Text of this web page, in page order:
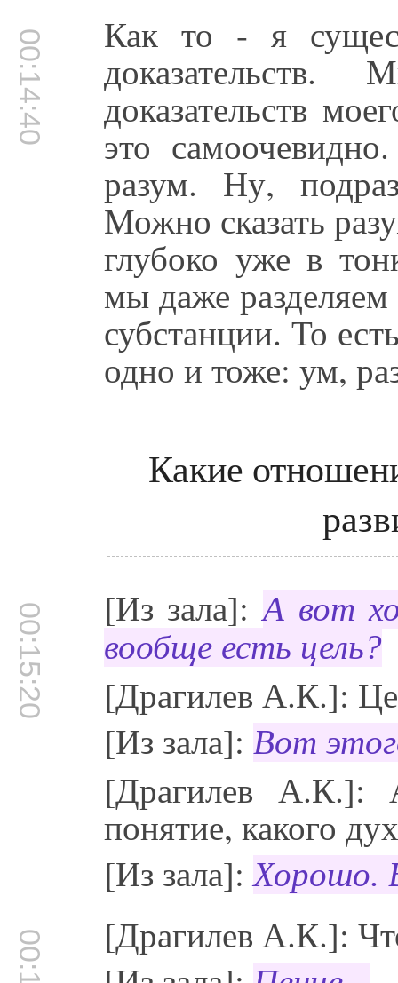
00:14:40 Как то - я
доказательств
это
разум. Ну,
Можно сказать
глубоко уже в
мы даже
субстанции. То
одно и тоже: ум,
Какие
00:15:20 [Из зала]:А вот
вообще есть цель?
[Драгилев А.К.]:
[Из зала]: Вот
[Драгилев
понятие, какого
[Из зала]:Хорошо.
[Драгилев А.К.]: